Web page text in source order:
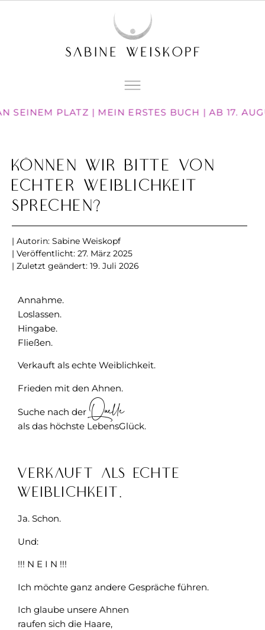
SEINEM PLATZ | MEIN ERSTES BUCH | AB 17.
Können wir bitte von
echter Weiblichkeit
sprechen?
| Autorin: Sabine Weiskopf
| Veröffentlicht: 27. März 2025
| Zuletzt geändert: 19. Juli 2026
Annahme.
Loslassen.
Hingabe.
Fließen.
Verkauft als echte Weiblichkeit.
Frieden mit den Ahnen.
Suche nach der Quelle
als das höchste LebensGlück.
Verkauft als echte
Weiblichkeit.
Ja. Schon.
Und:
!!! N E I N !!!
Ich möchte ganz andere Gespräche führen.
Ich glaube unsere Ahnen
raufen sich die Haare,